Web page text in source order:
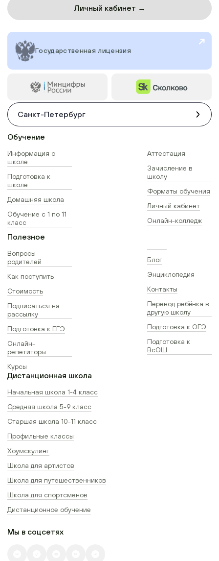
Личный кабинет →
Государственная лицензия
Санкт-Петербург
Обучение
Информация о
школе
Подготовка к
школе
Домашняя школа
Обучение с 1 по 11
класс
Аттестация
Зачисление в
школу
Форматы обучения
Личный кабинет
Онлайн-колледж
Полезное
Вопросы
родителей
Как поступить
Стоимость
Подписаться на
рассылку
Подготовка к ЕГЭ
Онлайн-
репетиторы
Курсы
Блог
Энциклопедия
Контакты
Перевод ребёнка в
другую школу
Подготовка к ОГЭ
Подготовка к
ВсОШ
Дистанционная школа
Начальная школа 1-4 класс
Средняя школа 5-9 класс
Старшая школа 10-11 класс
Профильные классы
Хоумскулинг
Школа для артистов
Школа для путешественников
Школа для спортсменов
Дистанционное обучение
Мы в соцсетях